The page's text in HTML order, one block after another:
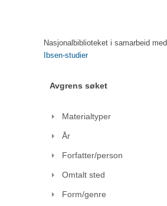
Nasjonalbiblioteket i samarbeid med
Ibsen-studier
Avgrens søket
Materialtyper
År
Forfatter/person
Omtalt sted
Form/genre